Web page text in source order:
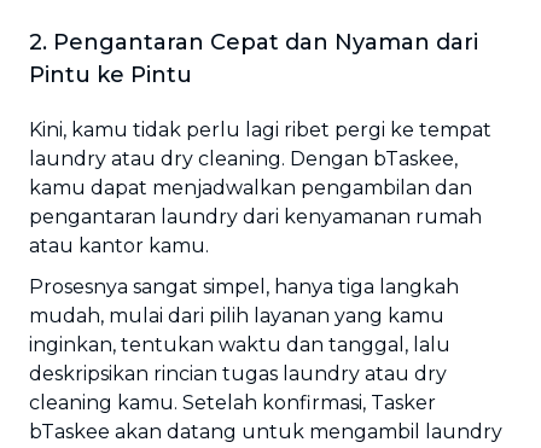
2. Pengantaran Cepat dan Nyaman dari
Pintu ke Pintu
Kini, kamu tidak perlu lagi ribet pergi ke tempat
laundry atau dry cleaning. Dengan bTaskee,
kamu dapat menjadwalkan pengambilan dan
pengantaran laundry dari kenyamanan rumah
atau kantor kamu.
Prosesnya sangat simpel, hanya tiga langkah
mudah, mulai dari pilih layanan yang kamu
inginkan, tentukan waktu dan tanggal, lalu
deskripsikan rincian tugas laundry atau dry
cleaning kamu. Setelah konfirmasi, Tasker
bTaskee akan datang untuk mengambil laundry